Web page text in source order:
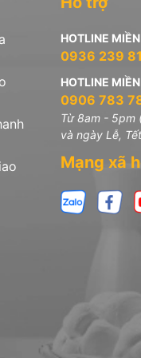
HOTLINE
0936 239
HOTLINE
0906 783
Từ 8am - 5pm
và ngày Lễ,
Mạng xã